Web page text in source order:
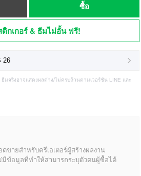
ซื้อ
ติกเกอร์ & ธีมไม่อั้น ฟรี!
26
มจริงอาจแสดงผลต่าง/ไม่ครบถ้วนตามเวอร์ชัน LINE และ
ขายสำหรับครีเอเตอร์ผู้สร้างผลงาน
ข้อมูลที่ทำให้สามารถระบุตัวตนผู้ซื้อได้